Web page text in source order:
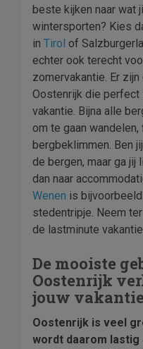
beste kijken naar wat
wintersporten? Kies
in Tirol of
echter ook terecht
zomervakantie. Er
Oostenrijk die perfect
vakantie. Bijna alle
om te gaan
bergbeklimmen. Ben
de bergen, maar ga jij
dan naar
Wenen is
stedentripje. Neem
de lastminute
De mooiste
Oostenrijk
jouw
Oostenrijk is veel
wordt daarom lastig